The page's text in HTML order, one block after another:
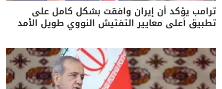
ترامب يؤكد أن إيران وافقت بشكل كامل على
تطبيق أعلى معايير التفتيش النووي طويل الأمد